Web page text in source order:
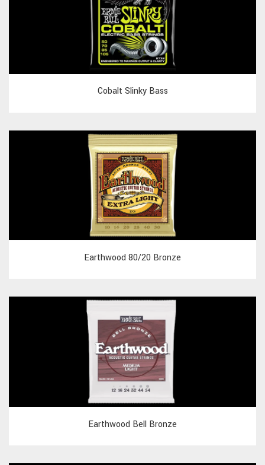
Cobalt Slinky Bass
Earthwood 80/20 Bronze
Earthwood Bell Bronze